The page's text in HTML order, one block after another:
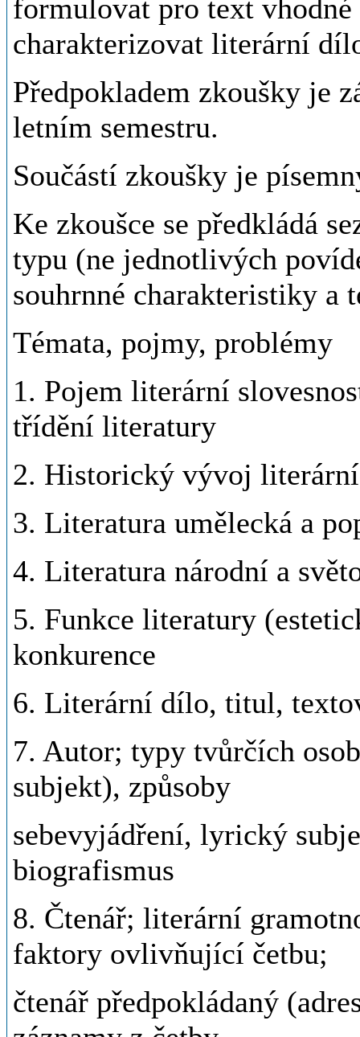
formulovat pro text vhodné
charakterizovat literární
Předpokladem zkoušky je
letním semestru.
Součástí zkoušky je
Ke zkoušce se předkládá
typu (ne jednotlivých
souhrnné charakteristiky a
Témata, pojmy, problémy
1. Pojem literární
třídění literatury
2. Historický vývoj
3. Literatura umělecká a
4. Literatura národní a
5. Funkce literatury
konkurence
6. Literární dílo, titul,
7. Autor; typy tvůrčích
subjekt), způsoby
sebevyjádření, lyrický
biografismus
8. Čtenář; literární
faktory ovlivňující četbu;
čtenář předpokládaný